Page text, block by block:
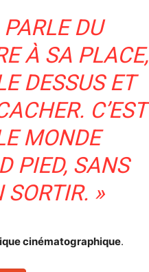
DU
À SA PLACE,
DESSUS ET
C’EST
MONDE
PIED, SANS
SORTIR. »
cinématographique.